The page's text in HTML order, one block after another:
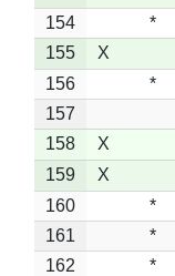
154 *
155
X
156
*
157
158
X
159
X
160
*
161
*
162
*